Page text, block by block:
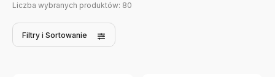
Liczba wybranych produktów: 80
Filtry i Sortowanie